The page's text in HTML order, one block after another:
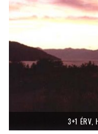
3+1 ÉRV,